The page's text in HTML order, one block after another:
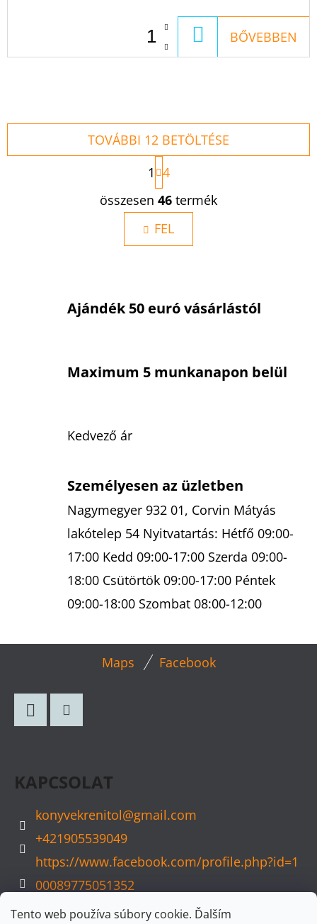
Tento web používa súbory cookie. Ďalším
KOSÁRBA
BŐVEBBEN
L
I
S
T
R
Á
Í
E
M
E
I
TOVÁBBI 12 BETÖLTÉSE
L
A
P
O
Z
Á
S
1 4
összesen 46 termék
FEL
Ajándék 50 euró vásárlástól
Maximum 5 munkanapon belül
Kedvező ár
Személyesen az üzletben
Nagymegyer 932 01, Corvin Mátyás
lakótelep 54 Nyitvatartás: Hétfő 09:00-
17:00 Kedd 09:00-17:00 Szerda 09:00-
18:00 Csütörtök 09:00-17:00 Péntek
09:00-18:00 Szombat 08:00-12:00
Maps Facebook
KAPCSOLAT
konyvekrenitol@gmail.com
+421905539049
https://www.facebook.com/profile.php?id=1
00089775051352
konyvvarazs